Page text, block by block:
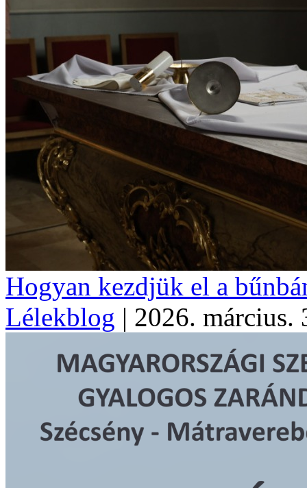
Hogyan kezdjük el a
Lélekblog | 2026. március.